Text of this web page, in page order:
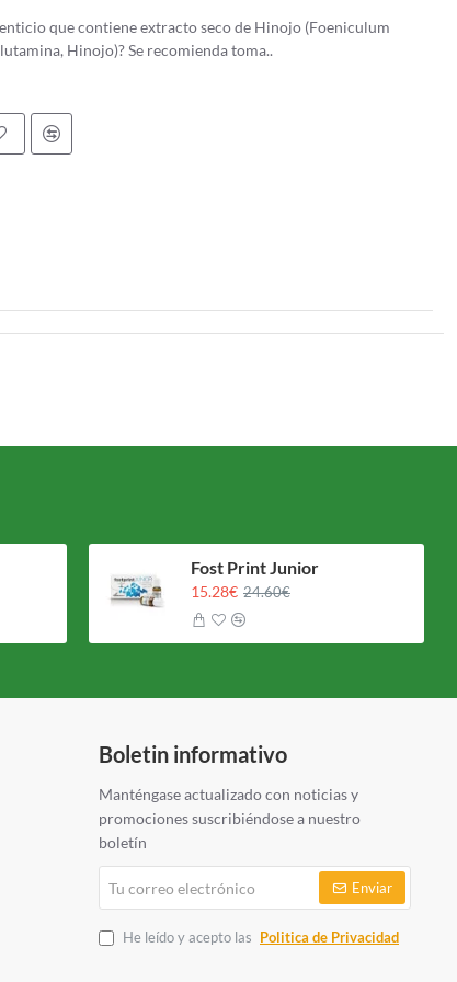
que contiene extracto seco de Hinojo (Foeniculum
Plus (Glutamina, Hinojo)? Se recomienda toma..
Fost Print Junior
15.28€ 24.60€
Boletin informativo
Manténgase actualizado con noticias y
promociones suscribiéndose a nuestro
boletín
correo
Enviar
He leído y acepto las Politica de Privacidad